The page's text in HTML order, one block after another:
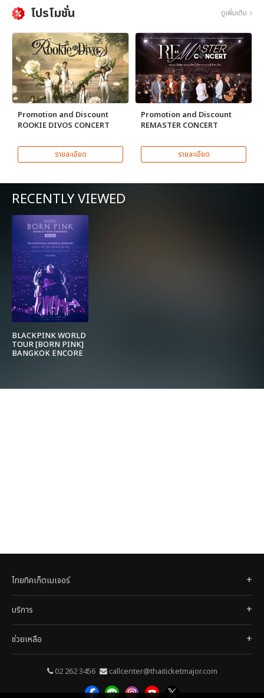
โปรโมชั่น ดูเพิ่มเติม
Promotion and Discount
ROOKIE DIVOS CONCERT
รายละเอียด
Promotion and Discount
REMASTER CONCERT
รายละเอียด
RECENTLY VIEWED
BLACKPINK WORLD
TOUR [BORN PINK]
BANGKOK ENCORE
ไทยทิคเก็ตเมเจอร์
บริการ
ช่วยเหลือ
02 262 3456 callcenter@thaiticketmajor.com